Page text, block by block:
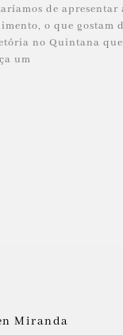
de apresentar
o que gostam
no Quintana
um
Miranda